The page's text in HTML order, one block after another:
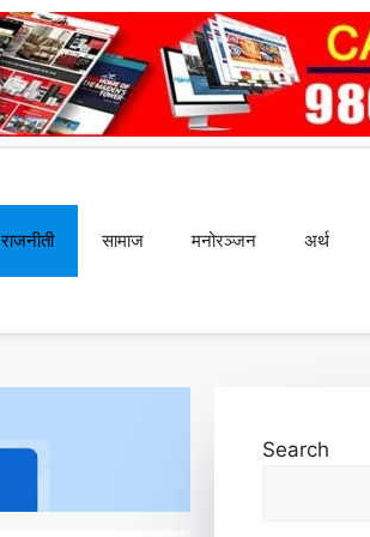
राजनीती सामाज मनोरञ्जन अर्थ
Search